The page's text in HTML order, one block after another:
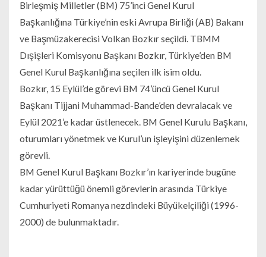
Birleşmiş Milletler (BM) 75’inci Genel Kurul
Başkanlığına Türkiye’nin eski Avrupa Birliği (AB) Bakanı
ve Başmüzakerecisi Volkan Bozkır seçildi. TBMM
Dışişleri Komisyonu Başkanı Bozkır, Türkiye’den BM
Genel Kurul Başkanlığına seçilen ilk isim oldu.
Bozkır, 15 Eylül’de görevi BM 74’üncü Genel Kurul
Başkanı Tijjani Muhammad-Bande’den devralacak ve
Eylül 2021’e kadar üstlenecek. BM Genel Kurulu Başkanı,
oturumları yönetmek ve Kurul’un işleyişini düzenlemek
görevli.
BM Genel Kurul Başkanı Bozkır’ın kariyerinde bugüne
kadar yürüttüğü önemli görevlerin arasında Türkiye
Cumhuriyeti Romanya nezdindeki Büyükelçiliği (1996-
2000) de bulunmaktadır.